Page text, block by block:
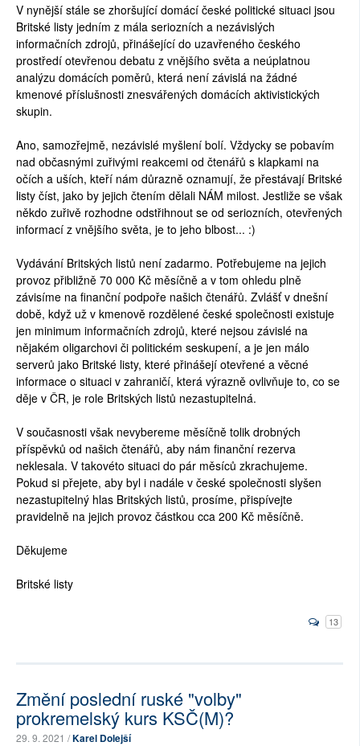
V nynější stále se zhoršující domácí české politické situaci jsou
Britské listy jedním z mála seriozních a nezávislých
informačních zdrojů, přinášející do uzavřeného českého
prostředí otevřenou debatu z vnějšího světa a neúplatnou
analýzu domácích poměrů, která není závislá na žádné
kmenové příslušnosti znesvářených domácích aktivistických
skupin.
Ano, samozřejmě, nezávislé myšlení bolí. Vždycky se pobavím
nad občasnými zuřivými reakcemi od čtenářů s klapkami na
očích a uších, kteří nám důrazně oznamují, že přestávají Britské
listy číst, jako by jejich čtením dělali NÁM milost. Jestliže se však
někdo zuřivě rozhodne odstřihnout se od seriozních, otevřených
informací z vnějšího světa, je to jeho blbost... :)
Vydávání Britských listů není zadarmo. Potřebujeme na jejich
provoz přibližně 70 000 Kč měsíčně a v tom ohledu plně
závisíme na finanční podpoře našich čtenářů. Zvlášť v dnešní
době, když už v kmenově rozdělené české společnosti existuje
jen minimum informačních zdrojů, které nejsou závislé na
nějakém oligarchovi či politickém seskupení, a je jen málo
serverů jako Britské listy, které přinášejí otevřené a věcné
informace o situaci v zahraničí, která výrazně ovlivňuje to, co se
děje v ČR, je role Britských listů nezastupitelná.
V současnosti však nevybereme měsíčně tolik drobných
příspěvků od našich čtenářů, aby nám finanční rezerva
neklesala. V takovéto situaci do pár měsíců zkrachujeme.
Pokud si přejete, aby byl i nadále v české společnosti slyšen
nezastupitelný hlas Britských listů, prosíme, přispívejte
pravidelně na jejich provoz částkou cca 200 Kč měsíčně.
Děkujeme
Britské listy
13
Změní poslední ruské "volby"
prokremelský kurs KSČ(M)?
29. 9. 2021 /Karel Dolejší